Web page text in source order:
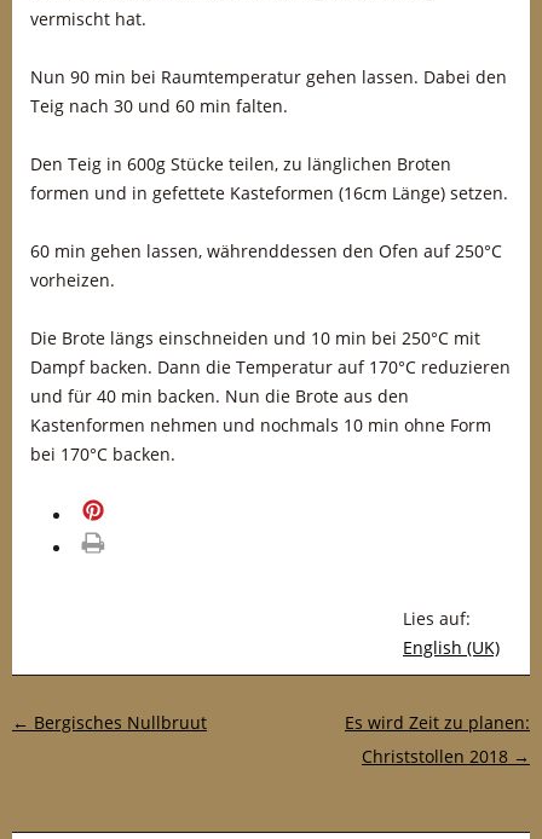
vermischt hat.
Nun 90 min bei Raumtemperatur gehen lassen. Dabei den
Teig nach 30 und 60 min falten.
Den Teig in 600g Stücke teilen, zu länglichen Broten
formen und in gefettete Kasteformen (16cm Länge) setzen.
60 min gehen lassen, währenddessen den Ofen auf 250°C
vorheizen.
Die Brote längs einschneiden und 10 min bei 250°C mit
Dampf backen. Dann die Temperatur auf 170°C reduzieren
und für 40 min backen. Nun die Brote aus den
Kastenformen nehmen und nochmals 10 min ohne Form
bei 170°C backen.
Lies auf:
English (UK)
Post-Navigation
← Bergisches Nullbruut
Es wird Zeit zu planen:
Christstollen 2018 →